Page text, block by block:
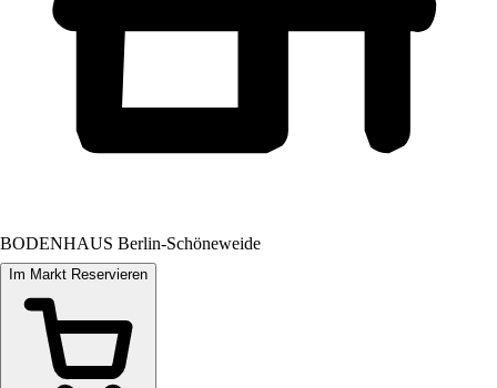
BODENHAUS Berlin-Schöneweide
Im Markt Reservieren